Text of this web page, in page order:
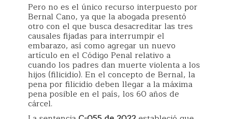
Pero no es el único recurso interpuesto por
Bernal Cano, ya que la abogada presentó
otro con el que busca desacreditar las tres
causales fijadas para interrumpir el
embarazo, así como agregar un nuevo
artículo en el Código Penal relativo a
cuando los padres dan muerte violenta a los
hijos (filicidio). En el concepto de Bernal, la
pena por filicidio deben llegar a la máxima
pena posible en el país, los 60 años de
cárcel.